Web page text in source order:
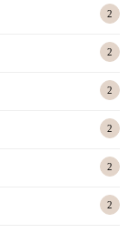
2
2
2
2
2
2